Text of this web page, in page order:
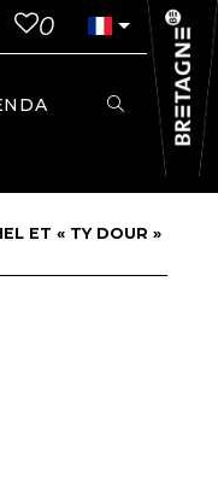
0
ET « TY DOUR »